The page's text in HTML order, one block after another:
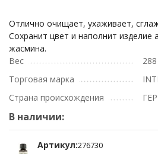
Отлично очищает, ухаживает,
Сохранит цвет и наполнит изделие
жасмина.
Вес
Торговая марка
Страна происхождения
В наличии:
Артикул:276730